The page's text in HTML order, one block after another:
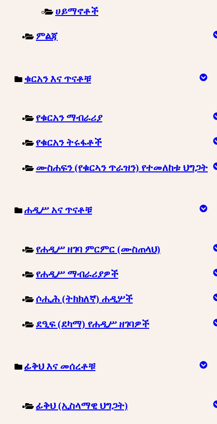
ሀይማኖቶች
ምልጃ
ቁርአን እና ጥናቶቹ
የቁርአን ማብራሪያ
የቁርአን ትሩፋቶች
ሙስሐፍን (የቁርኣን ጥራዝን) የተመለከቱ ህግጋት
ሐዲሥ አና ጥናቶቹ
የሐዲሥ ዘገባ ምርምር (ሙስጠላህ)
የሐዲሥ ማብራሪያዎች
ሶሒሕ (ትክክለኛ) ሐዲሦች
ደዒፍ (ደካማ) የሐዲሥ ዘገባዎች
ፊቅህ እና መሰረቶቹ
ፊቅህ (ኢስላማዊ ህግጋት)